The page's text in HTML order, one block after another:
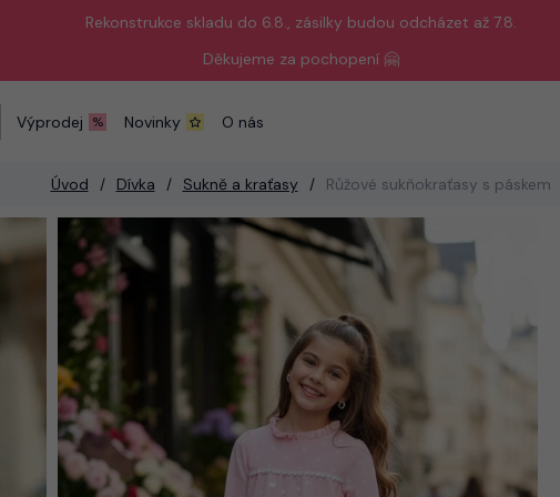
Rekonstrukce skladu do 6.8., zásilky budou odcházet až 7.8.
Děkujeme za pochopení 🤗
Výprodej Novinky O nás
Úvod Dívka Sukně a kraťasy Růžové sukňokraťasy s páskem